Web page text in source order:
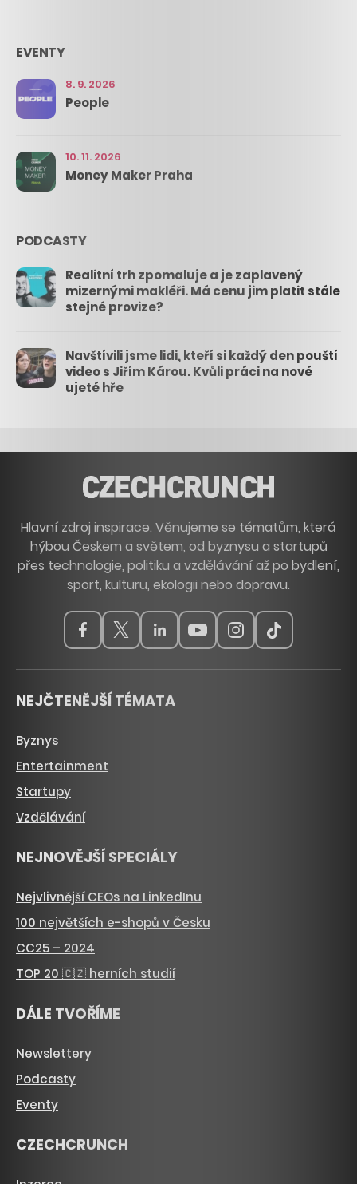
EVENTY
8. 9. 2026
People
10. 11. 2026
Money Maker Praha
PODCASTY
Realitní trh zpomaluje a je zaplavený
mizernými makléři. Má cenu jim platit stále
stejné provize?
Navštívili jsme lidi, kteří si každý den pouští
video s Jiřím Károu. Kvůli práci na nové
ujeté hře
Hlavní zdroj inspirace. Věnujeme se tématům, která
hýbou Českem a světem, od byznysu a startupů
přes technologie, politiku a vzdělávání až po bydlení,
sport, kulturu, ekologii nebo dopravu.
NEJČTENĚJŠÍ TÉMATA
Byznys
Entertainment
Startupy
Vzdělávání
NEJNOVĚJŠÍ SPECIÁLY
Nejvlivnější CEOs na LinkedInu
100 největších e-shopů v Česku
CC25 – 2024
TOP 20 🇨🇿 herních studií
DÁLE TVOŘÍME
Newslettery
Podcasty
Eventy
CZECHCRUNCH